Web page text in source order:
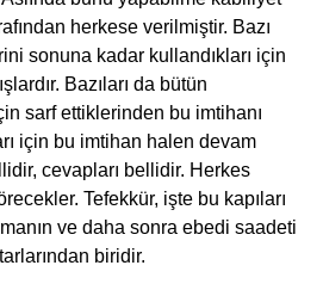
herkese verilmiştir. Bazı
sonuna kadar kullandıkları için
Bazıları da bütün
sarf ettiklerinden bu imtihanı
için bu imtihan halen devam
cevapları bellidir. Herkes
Tefekkür, işte bu kapıları
ve daha sonra ebedi saadeti
biridir.